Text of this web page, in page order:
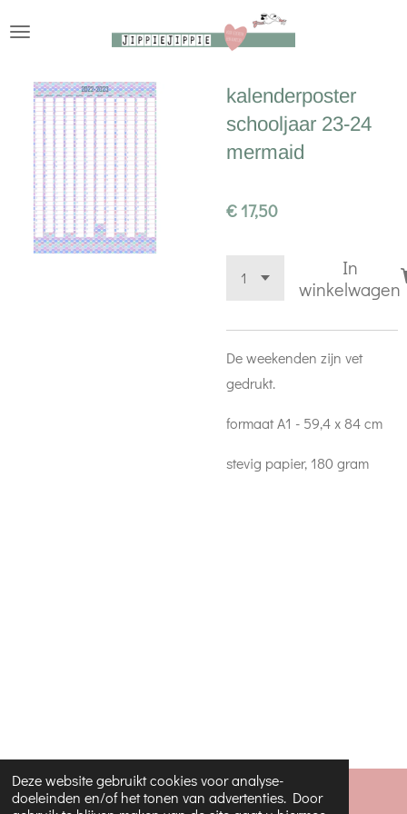
Deze website gebruikt cookies voor analyse-
doeleinden en/of het tonen van advertenties. Door
hoofdinhoud
kalenderposter
schooljaar 23-24
mermaid
€ 17,50
In
winkelwagen
De weekenden zijn vet
gedrukt.
formaat A1 - 59,4 x 84 cm
stevig papier, 180 gram
© 2022 - 2026 JippieJippie